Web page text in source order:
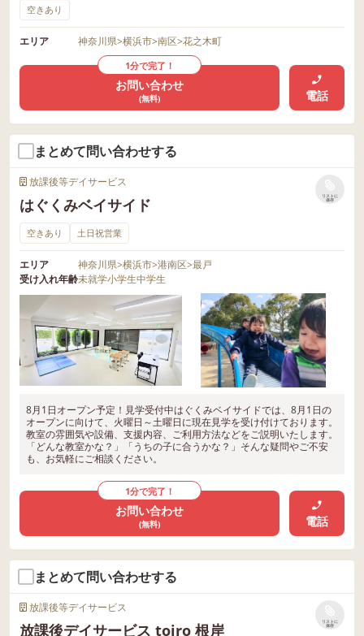
空きあり
エリア 神奈川県>横浜市>南区>花之木町
1分で完了！
お問い合わせ
(無料) 電話
まとめて問い合わせする
放課後等デイサービス
はぐくみベイサイド
リストに
保存
空きあり 土日祝営業
エリア 神奈川県>横浜市>港南区>最戸
受け入れ年齢未就学小学生中学生
8月1日オープン予定！見学受付中はぐくみベイサイドでは、8月1日の
オープンに向けて、火曜日～土曜日に現在見学を受け付けております。
教室の雰囲気や設備、支援内容、ご利用方法などをご説明いたします。
「どんな教室かな？」「うちの子に合うかな？」そんな疑問やご不安
も、お気軽にご相談ください。
1分で完了！
お問い合わせ
(無料) 電話
まとめて問い合わせする
放課後等デイサービス
放課後デイサービス toiro 根岸
リストに
保存